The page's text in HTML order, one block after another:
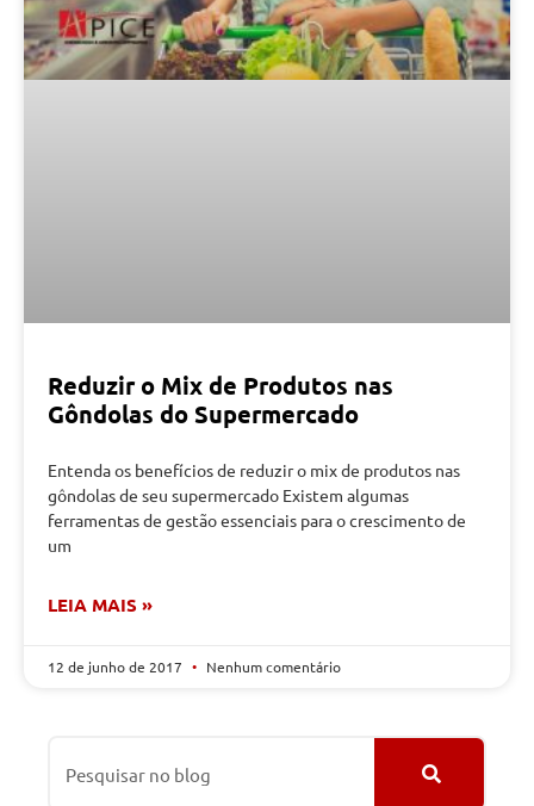
Reduzir o Mix de Produtos nas
Gôndolas do Supermercado
Entenda os benefícios de reduzir o mix de produtos nas
gôndolas de seu supermercado Existem algumas
ferramentas de gestão essenciais para o crescimento de
um
LEIA MAIS »
12 de junho de 2017 Nenhum comentário